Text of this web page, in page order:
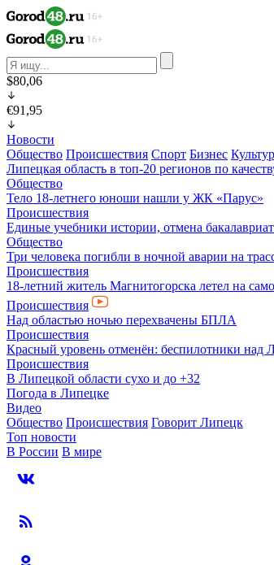
$80,06
€91,95
Новости
Общество Происшествия Спорт Бизнес
Липецкая область в топ-20 регионов по
Общество
Тело 18-летнего юноши нашли у ЖК «Парус»
Происшествия
Единые учебники истории, отмена
Общество
Три человека погибли в ночной аварии на
Происшествия
18-летний житель Магнитогорска летел на
Происшествия
Над областью ночью перехвачены БПЛА
Происшествия
Красный уровень отменён: беспилотники над
Происшествия
В Липецкой области сухо и до +32
Погода в Липецке
Видео
Общество Происшествия Говорит Липецк
Топ новости
В России В мире